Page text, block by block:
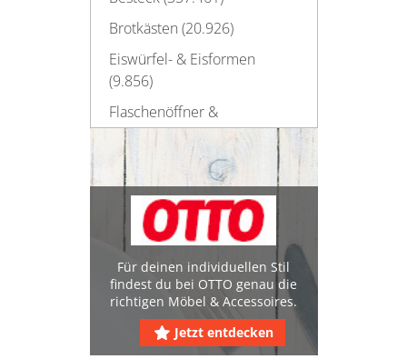
Brotkästen (20.926)
Eiswürfel- & Eisformen
(9.856)
Flaschenöffner &
Korkenzieher (16.049)
Geschirr (1.116.385)
Gläser (924.771)
Haushaltsscheren (22.040)
Kannen & Karaffen (84.764)
Käseglocken (1.318)
Küchenelektronik (280.716)
Küchenzubehör (29.754)
Für deinen individuellen Stil
findest du bei OTTO genau die
richtigen Möbel & Accessoires.
Jetzt entdecken